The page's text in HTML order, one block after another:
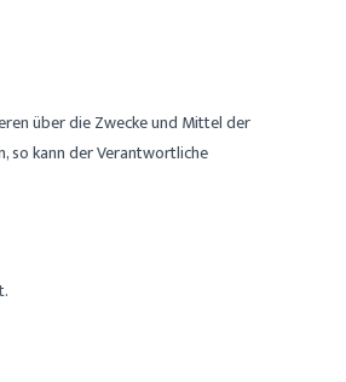
über die Zwecke und Mittel der
so kann der Verantwortliche